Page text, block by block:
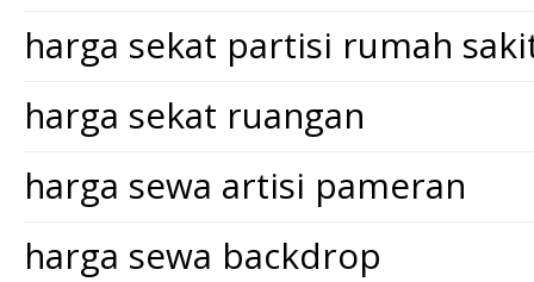
harga sekat partisi rumah
harga sekat ruangan
harga sewa artisi pameran
harga sewa backdrop